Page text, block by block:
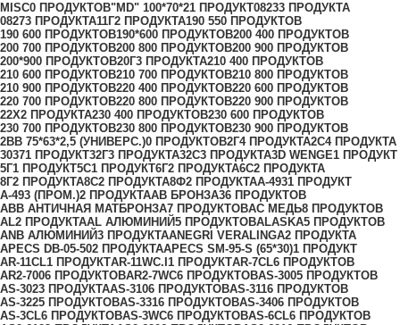
MISC0 ПРОДУКТОВ"MD" 100*70*21 ПРОДУКТ08233 ПРОДУКТА
08273 ПРОДУКТА11Г2 ПРОДУКТА190 550 ПРОДУКТОВ
190 600 ПРОДУКТОВ190*600 ПРОДУКТОВ200 400 ПРОДУКТОВ
200 700 ПРОДУКТОВ200 800 ПРОДУКТОВ200 900 ПРОДУКТОВ
200*900 ПРОДУКТОВ20Г3 ПРОДУКТА210 400 ПРОДУКТОВ
210 600 ПРОДУКТОВ210 700 ПРОДУКТОВ210 800 ПРОДУКТОВ
210 900 ПРОДУКТОВ220 400 ПРОДУКТОВ220 600 ПРОДУКТОВ
220 700 ПРОДУКТОВ220 800 ПРОДУКТОВ220 900 ПРОДУКТОВ
22Х2 ПРОДУКТА230 400 ПРОДУКТОВ230 600 ПРОДУКТОВ
230 700 ПРОДУКТОВ230 800 ПРОДУКТОВ230 900 ПРОДУКТОВ
2ВВ 75*63*2,5 (УНИВЕРС.)0 ПРОДУКТОВ2Г4 ПРОДУКТА2С4 ПРОДУКТА
30371 ПРОДУКТ32Г3 ПРОДУКТА32С3 ПРОДУКТА3D WENGE1 ПРОДУКТ
5Г1 ПРОДУКТ5С1 ПРОДУКТ6Г2 ПРОДУКТА6С2 ПРОДУКТА
8Г2 ПРОДУКТА8С2 ПРОДУКТА8Ф2 ПРОДУКТАA-4931 ПРОДУКТ
A-493 (ПРОМ.)2 ПРОДУКТАAB БРОНЗА36 ПРОДУКТОВ
ABB АНТИЧНАЯ МАТБРОНЗА7 ПРОДУКТОВAC МЕДЬ8 ПРОДУКТОВ
AL2 ПРОДУКТАAL АЛЮМИНИЙ5 ПРОДУКТОВALASKA5 ПРОДУКТОВ
ANB АЛЮМИНИЙ3 ПРОДУКТАANEGRI VERALINGA2 ПРОДУКТА
APECS DB-05-502 ПРОДУКТАAPECS SM-95-S (65*30)1 ПРОДУКТ
AR-11CL1 ПРОДУКТAR-11WC.I 1 ПРОДУКТAR-7CL6 ПРОДУКТОВ
AR2-7006 ПРОДУКТОВAR2-7WC6 ПРОДУКТОВAS-3005 ПРОДУКТОВ
AS-3023 ПРОДУКТАAS-3106 ПРОДУКТОВAS-3116 ПРОДУКТОВ
AS-3225 ПРОДУКТОВAS-3316 ПРОДУКТОВAS-3406 ПРОДУКТОВ
AS-3CL6 ПРОДУКТОВAS-3WC6 ПРОДУКТОВAS-6CL6 ПРОДУКТОВ